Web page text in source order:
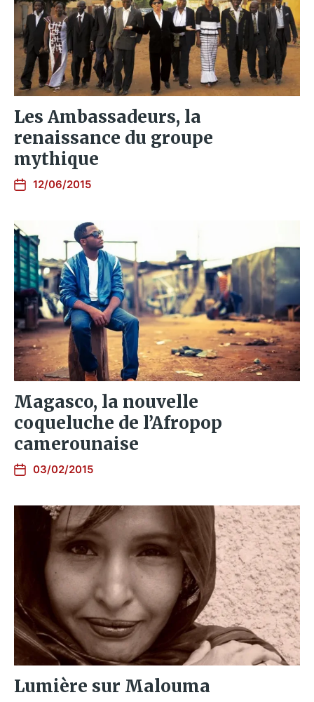
Les Ambassadeurs, la
renaissance du groupe
mythique
12/06/2015
Magasco, la nouvelle
coqueluche de l’Afropop
camerounaise
03/02/2015
Lumière sur Malouma